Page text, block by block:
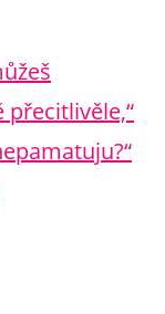
přecitlivěle,“